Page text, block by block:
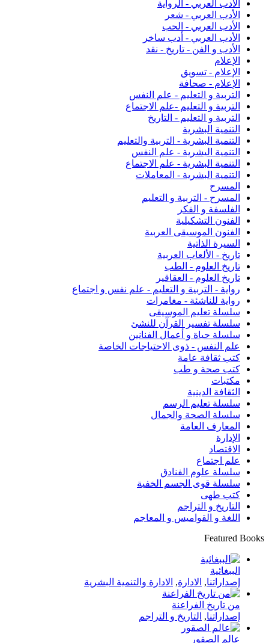
الأدب العربي - الرواية
الأدب العربي - شعر
الأدب العربي - الحب
الأدب العربي - أدب ساخر
الأدب و الفن - تاريخ - نقد
الإعلام
الإعلام - تسويق
الإعلام - صحافة
التربية و التعليم - علم النفس
التربية و التعليم -علم الاجتماع
التربية و التعليم - التاريخ
التنمية البشرية
التنمية البشرية - التربية والتعليم
التنمية اليشرية - علم النفس
التنمية البشرية - علم الاجتماع
التنمية البشرية - المعاملات
المسرح
المسرح - التربية و التعليم
الفلسفة و الفكر
الفنون التشكيلية
الفنون الموسيقى العربية
السيرة الذاتية
تاريخ - الألعاب العربية
تاريخ العلوم - الطب
تاريخ العلوم - العقاقير
رواية - التربية و التعليم - علم نفس و اجتماع
رواية للناشئة - مغامرات
سلسلة تعليم الموسيقى
سلسلة تفسير القرآن للنشئ
سلسلة حياة و أعمال الفنانين
علم النفس - ذوى الاحتياجات الخاصة
كتب ثقافة عامة
كتب صحة و طب
مكتبات
الثقافة الدينية
سلسلة تعليم الرسم
سلسلة الصحة والجمال
المعارف العامة
الإدارة
الاقتصاد
علم اجتماع
سلسلة علوم الفنادق
سلسلة قوى الجسم الخفية
كتب طهى
التاريخ و التراجم
اللغة و القواميس و المعاجم
Featured Books
الببغائية
إصداراتنا, الادارة, الادارة والتنمية البشرية
من تاريخ الفراعنة
إصداراتنا, التاريخ و التراجم
عالم الصقور